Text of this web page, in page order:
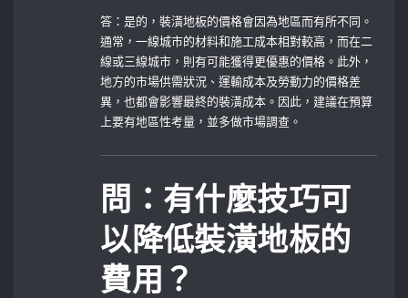
答：是的，裝潢地板的價格會因為地區而有所不同。
通常，一線城市的材料和施工成本相對較高，而在二
線或三線城市，則有可能獲得更優惠的價格。此外，
地方的市場供需狀況、運輸成本及勞動力的價格差
異，也都會影響最終的裝潢成本。因此，建議在預算
上要有地區性考量，並多做市場調查。
問：有什麼技巧可
以降低裝潢地板的
費用？